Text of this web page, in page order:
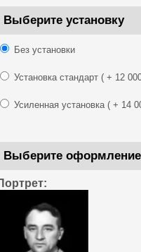
Выберите установку
Без установки
Установка стандарт ( + 12
Усиленная установка ( + 14
Выберите оформление